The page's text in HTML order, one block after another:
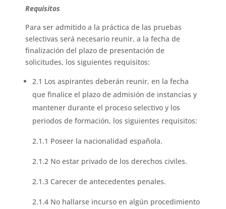
Requisitos
Para ser admitido a la práctica de las pruebas
selectivas será necesario reunir, a la fecha de
finalización del plazo de presentación de
solicitudes, los siguientes requisitos:
2.1 Los aspirantes deberán reunir, en la fecha
que finalice el plazo de admisión de instancias y
mantener durante el proceso selectivo y los
periodos de formación, los siguientes requisitos:
2.1.1 Poseer la nacionalidad española.
2.1.2 No estar privado de los derechos civiles.
2.1.3 Carecer de antecedentes penales.
2.1.4 No hallarse incurso en algún procedimiento